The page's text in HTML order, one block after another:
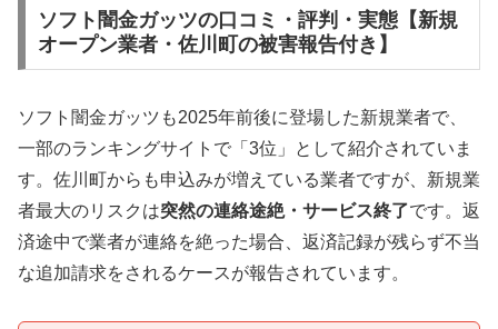
ソフト闇金ガッツの口コミ・評判・実態【新規
オープン業者・佐川町の被害報告付き】
ソフト闇金ガッツも2025年前後に登場した新規業者で、
一部のランキングサイトで「3位」として紹介されていま
す。佐川町からも申込みが増えている業者ですが、新規業
者最大のリスクは突然の連絡途絶・サービス終了です。返
済途中で業者が連絡を絶った場合、返済記録が残らず不当
な追加請求をされるケースが報告されています。